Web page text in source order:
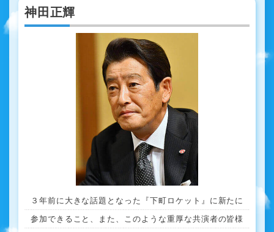
神田正輝
３年前に大きな話題となった『下町ロケット』に新たに
参加できること、また、このような重厚な共演者の皆様